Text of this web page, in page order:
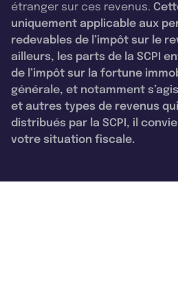
étranger sur ces revenus.
uniquement applicable aux
redevables de l’impôt sur le
ailleurs, les parts de la SCPI
de l’impôt sur la fortune
générale, et notamment
et autres types de revenus
distribués par la SCPI, il
votre situation fiscale.